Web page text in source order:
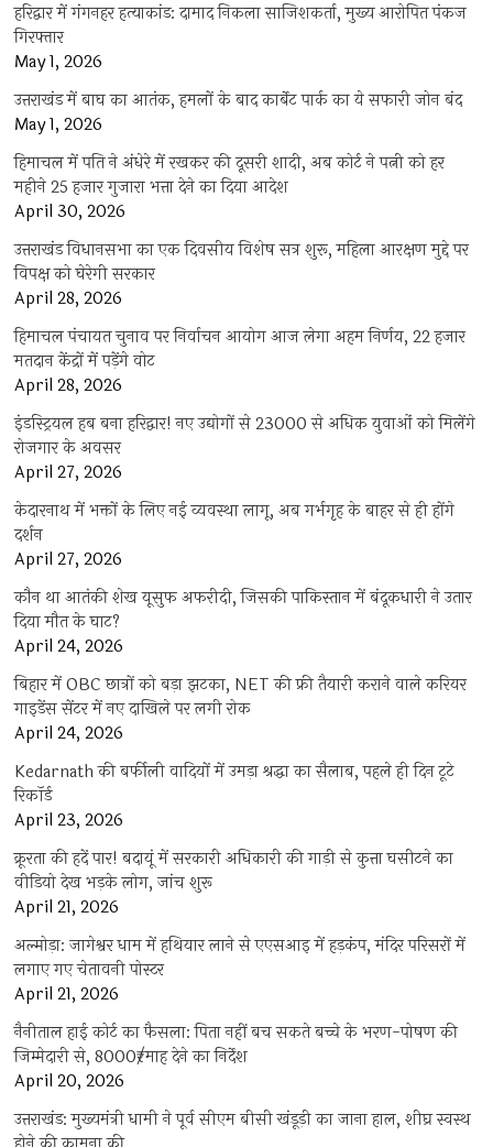
हरिद्वार में गंगनहर हत्याकांड: दामाद निकला साजिशकर्ता, मुख्य आरोपित पंकज
गिरफ्तार
May 1, 2026
उत्तराखंड में बाघ का आतंक, हमलों के बाद कार्बेट पार्क का ये सफारी जोन बंद
May 1, 2026
हिमाचल में पति ने अंधेरे में रखकर की दूसरी शादी, अब कोर्ट ने पत्नी को हर
महीने 25 हजार गुजारा भत्ता देने का दिया आदेश
April 30, 2026
उत्तराखंड विधानसभा का एक दिवसीय विशेष सत्र शुरू, महिला आरक्षण मुद्दे पर
विपक्ष को घेरेगी सरकार
April 28, 2026
हिमाचल पंचायत चुनाव पर निर्वाचन आयोग आज लेगा अहम निर्णय, 22 हजार
मतदान केंद्रों में पड़ेंगे वोट
April 28, 2026
इंडस्ट्रियल हब बना हरिद्वार! नए उद्योगों से 23000 से अधिक युवाओं को मिलेंगे
रोजगार के अवसर
April 27, 2026
केदारनाथ में भक्तों के लिए नई व्यवस्था लागू, अब गर्भगृह के बाहर से ही होंगे
दर्शन
April 27, 2026
कौन था आतंकी शेख यूसुफ अफरीदी, जिसकी पाकिस्तान में बंदूकधारी ने उतार
दिया मौत के घाट?
April 24, 2026
बिहार में OBC छात्रों को बड़ा झटका, NET की फ्री तैयारी कराने वाले करियर
गाइडेंस सेंटर में नए दाखिले पर लगी रोक
April 24, 2026
Kedarnath की बर्फीली वादियों में उमड़ा श्रद्धा का सैलाब, पहले ही दिन टूटे
रिकॉर्ड
April 23, 2026
क्रूरता की हदें पार! बदायूं में सरकारी अधिकारी की गाड़ी से कुत्ता घसीटने का
वीडियो देख भड़के लोग, जांच शुरू
April 21, 2026
अल्मोड़ा: जागेश्वर धाम में हथियार लाने से एएसआइ में हड़कंप, मंदिर परिसरों में
लगाए गए चेतावनी पोस्टर
April 21, 2026
नैनीताल हाई कोर्ट का फैसला: पिता नहीं बच सकते बच्चे के भरण-पोषण की
जिम्मेदारी से, 8000₹/माह देने का निर्देश
April 20, 2026
उत्तराखंड: मुख्यमंत्री धामी ने पूर्व सीएम बीसी खंडूड़ी का जाना हाल, शीघ्र स्वस्थ